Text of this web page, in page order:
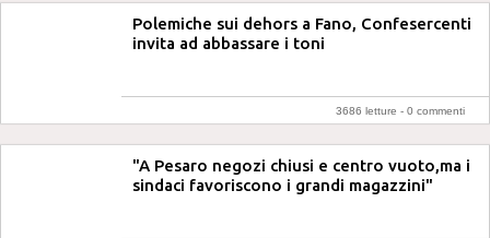
Polemiche sui dehors a Fano, Confesercenti
invita ad abbassare i toni
3686 letture - 0 commenti
"A Pesaro negozi chiusi e centro vuoto,ma i
sindaci favoriscono i grandi magazzini"